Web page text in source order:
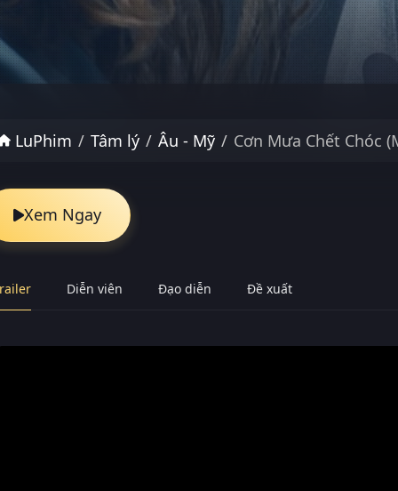
LuPhim Tâm lý Âu - Mỹ Cơn Mưa Chết Chóc
Xem Ngay
Diễn viên Đạo diễn Đề xuất